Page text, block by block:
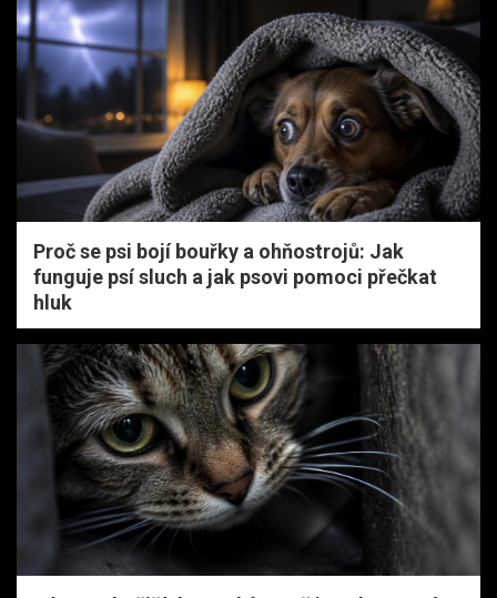
Proč se psi bojí bouřky a ohňostrojů: Jak
funguje psí sluch a jak psovi pomoci přečkat
hluk